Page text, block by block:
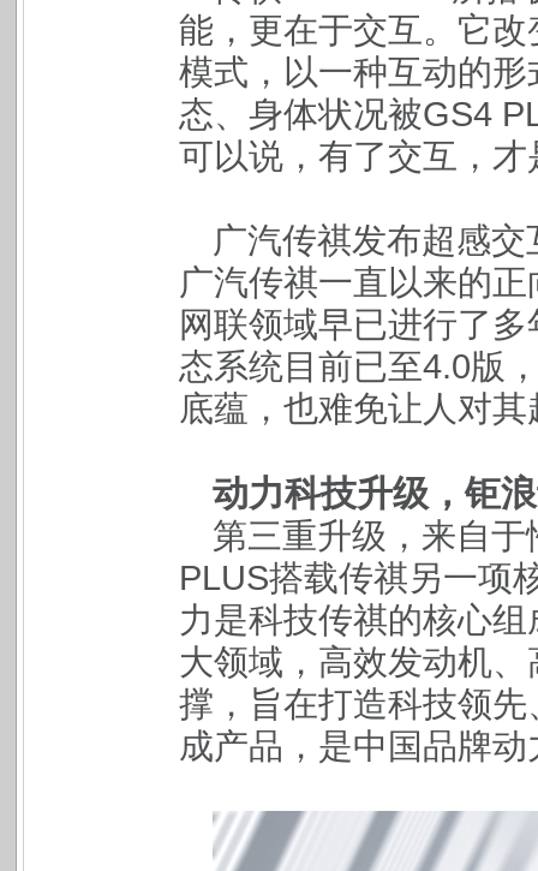
能，更在于交互。它
模式，以一种互动的
态、身体状况被GS4
可以说，有了交互，
广汽传祺发布超感
广汽传祺一直以来的
网联领域早已进行了
态系统目前已至4.0版
底蕴，也难免让人对
动力科技升级，钜
第三重升级，来自
PLUS搭载传祺另一项
力是科技传祺的核心
大领域，高效发动机
撑，旨在打造科技领
成产品，是中国品牌